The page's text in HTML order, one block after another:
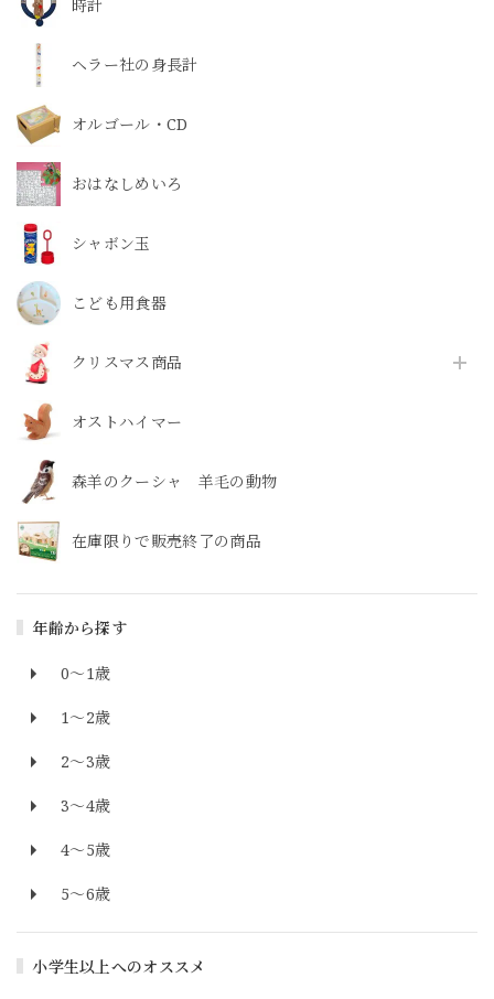
時計
ヘラー社の身長計
オルゴール・CD
おはなしめいろ
シャボン玉
こども用食器
クリスマス商品
オストハイマー
森羊のクーシャ 羊毛の動物
在庫限りで販売終了の商品
年齢から探す
0～1歳
1～2歳
2～3歳
3～4歳
4～5歳
5～6歳
小学生以上へのオススメ